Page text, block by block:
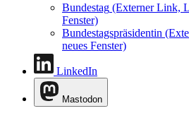
Bundestag (Externer Link,
Fenster)
Bundestagspräsidentin
neues Fenster)
LinkedIn
Mastodon